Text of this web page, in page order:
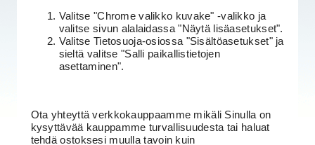
Valitse "Chrome valikko kuvake" -valikko ja
valitse sivun alalaidassa "Näytä lisäasetukset".
Valitse Tietosuoja-osiossa "Sisältöasetukset" ja
sieltä valitse "Salli paikallistietojen
asettaminen".
Ota yhteyttä verkkokauppaamme mikäli Sinulla on
kysyttävää kauppamme turvallisuudesta tai haluat
tehdä ostoksesi muulla tavoin kuin